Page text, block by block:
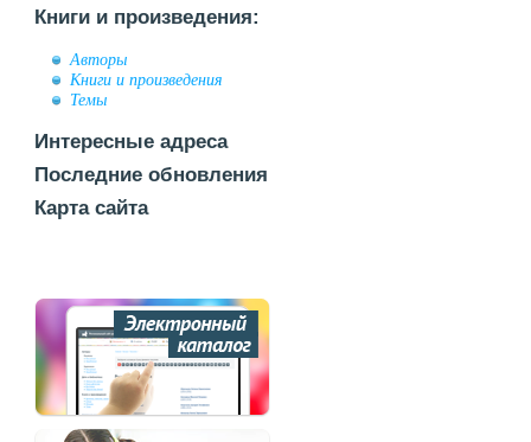
Книги и произведения:
Авторы
Книги и произведения
Темы
Интересные адреса
Последние обновления
Карта сайта